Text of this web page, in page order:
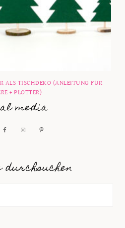
ALS TISCHDEKO (ANLEITUNG FÜR
+ PLOTTER)
media